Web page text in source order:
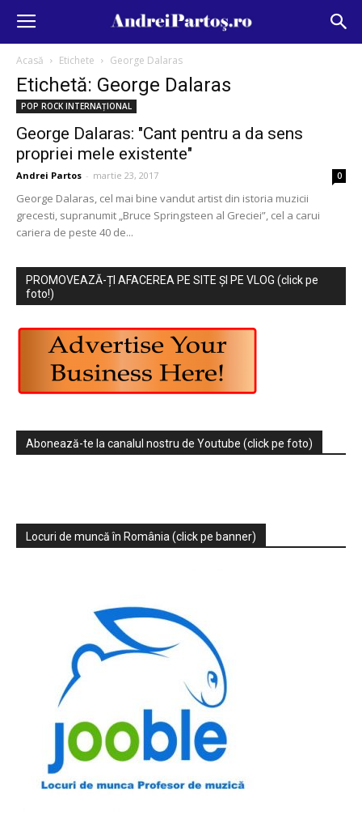
Acasă Etichete George Dalaras
Etichetă: George Dalaras
POP ROCK INTERNAȚIONAL
George Dalaras: "Cant pentru a da sens
propriei mele existente"
Andrei Partos - martie 23, 2017 0
George Dalaras, cel mai bine vandut artist din istoria muzicii
grecesti, supranumit „Bruce Springsteen al Greciei”, cel a carui
cariera de peste 40 de...
PROMOVEAZĂ-ȚI AFACEREA PE SITE ȘI PE VLOG (click pe
foto!)
Abonează-te la canalul nostru de Youtube (click pe foto)
Locuri de muncă în România (click pe banner)